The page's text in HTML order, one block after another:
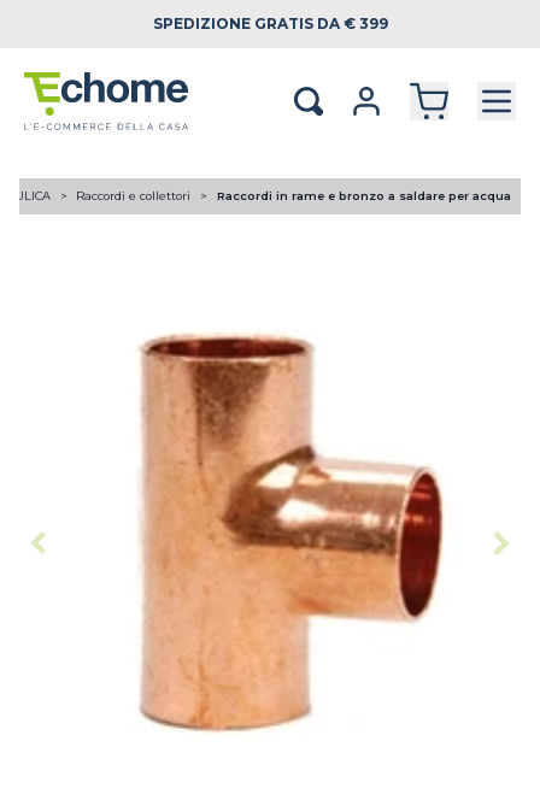
SPEDIZIONE GRATIS DA € 399
Raccordi e collettori Raccordi in rame e bronzo a saldare per acqua